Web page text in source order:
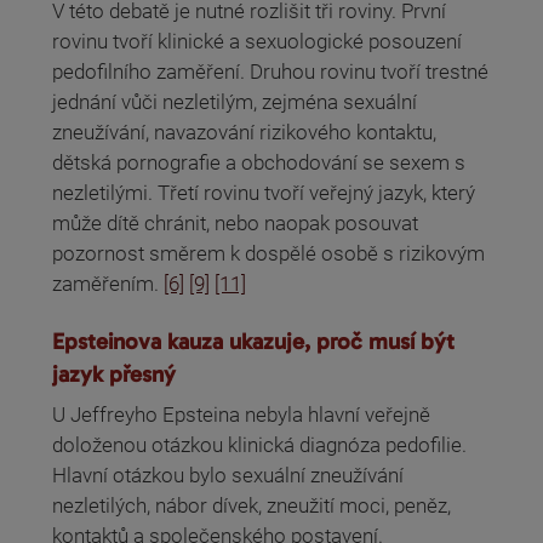
V této debatě je nutné rozlišit tři roviny. První
rovinu tvoří klinické a sexuologické posouzení
pedofilního zaměření. Druhou rovinu tvoří trestné
jednání vůči nezletilým, zejména sexuální
zneužívání, navazování rizikového kontaktu,
dětská pornografie a obchodování se sexem s
nezletilými. Třetí rovinu tvoří veřejný jazyk, který
může dítě chránit, nebo naopak posouvat
pozornost směrem k dospělé osobě s rizikovým
zaměřením. [6] [9] [11]
Epsteinova kauza ukazuje, proč musí být
jazyk přesný
U Jeffreyho Epsteina nebyla hlavní veřejně
doloženou otázkou klinická diagnóza pedofilie.
Hlavní otázkou bylo sexuální zneužívání
nezletilých, nábor dívek, zneužití moci, peněz,
kontaktů a společenského postavení.